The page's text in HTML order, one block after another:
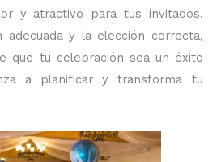
y atractivo para tus invitados.
adecuada y la elección correcta,
que tu celebración sea un éxito
a planificar y transforma tu